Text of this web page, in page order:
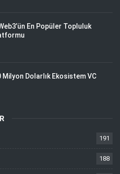
En Popüler Topluluk
Milyon Dolarlık Ekosistem VC
191
188